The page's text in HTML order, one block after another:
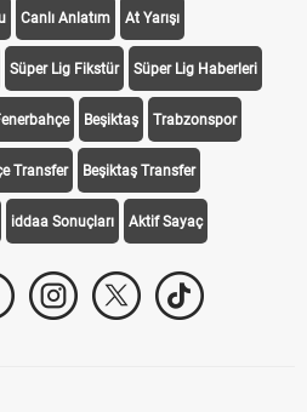
Canlı Anlatım At Yarışı
Süper Lig Fikstür Süper Lig Haberleri
Beşiktaş Trabzonspor
Transfer Beşiktaş Transfer
iddaa Sonuçları Aktif Sayaç